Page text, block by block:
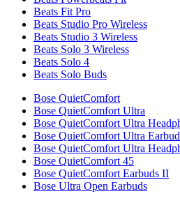
Beats Fit Pro
Beats Studio Pro Wireless
Beats Studio 3 Wireless
Beats Solo 3 Wireless
Beats Solo 4
Beats Solo Buds
Bose QuietComfort
Bose QuietComfort Ultra
Bose QuietComfort Ultra
Bose QuietComfort Ultra
Bose QuietComfort Ultra
Bose QuietComfort 45
Bose QuietComfort Earbuds II
Bose Ultra Open Earbuds